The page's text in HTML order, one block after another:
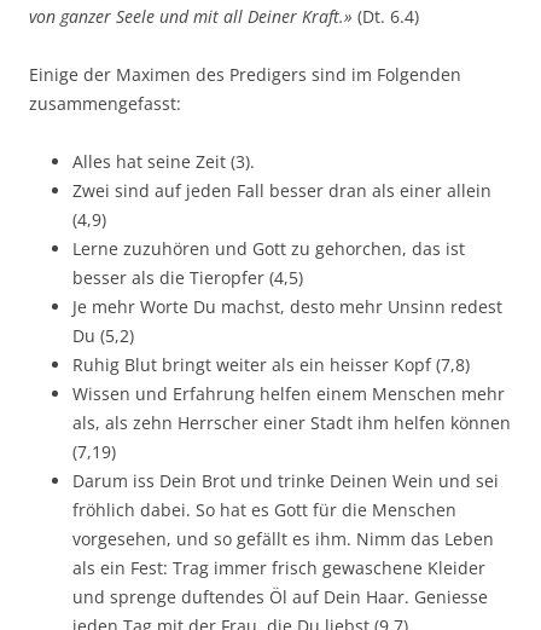
von ganzer Seele und mit all Deiner Kraft.» (Dt. 6.4)
Einige der Maximen des Predigers sind im Folgenden
zusammengefasst:
Alles hat seine Zeit (3).
Zwei sind auf jeden Fall besser dran als einer allein
(4,9)
Lerne zuzuhören und Gott zu gehorchen, das ist
besser als die Tieropfer (4,5)
Je mehr Worte Du machst, desto mehr Unsinn redest
Du (5,2)
Ruhig Blut bringt weiter als ein heisser Kopf (7,8)
Wissen und Erfahrung helfen einem Menschen mehr
als, als zehn Herrscher einer Stadt ihm helfen können
(7,19)
Darum iss Dein Brot und trinke Deinen Wein und sei
fröhlich dabei. So hat es Gott für die Menschen
vorgesehen, und so gefällt es ihm. Nimm das Leben
als ein Fest: Trag immer frisch gewaschene Kleider
und sprenge duftendes Öl auf Dein Haar. Geniesse